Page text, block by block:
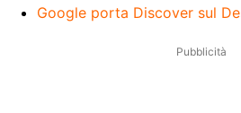
Google porta Discover sul
Pubblicità